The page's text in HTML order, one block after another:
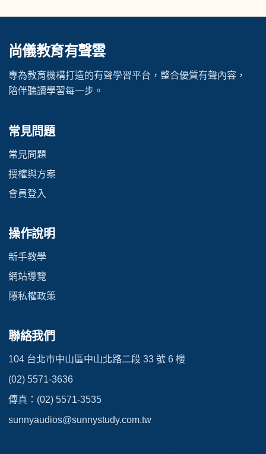
尚儀教育有聲雲
專為教育機構打造的有聲學習平台，整合優質有聲內容，
陪伴聽讀學習每一步。
常見問題
常見問題
授權與方案
會員登入
操作說明
新手教學
網站導覽
隱私權政策
聯絡我們
104 台北市中山區中山北路二段 33 號 6 樓
(02) 5571-3636
傳真：(02) 5571-3535
sunnyaudios@sunnystudy.com.tw